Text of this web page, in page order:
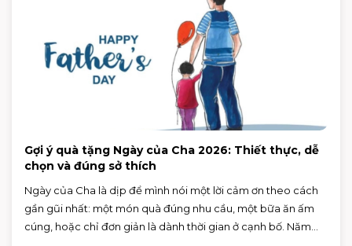
Gợi ý quà tặng Ngày của Cha 2026: Thiết thực, dễ
chọn và đúng sở thích
Ngày của Cha là dịp để mình nói một lời cảm ơn theo cách
gần gũi nhất: một món quà đúng nhu cầu, một bữa ăn ấm
cúng, hoặc chỉ đơn giản là dành thời gian ở cạnh bố. Năm